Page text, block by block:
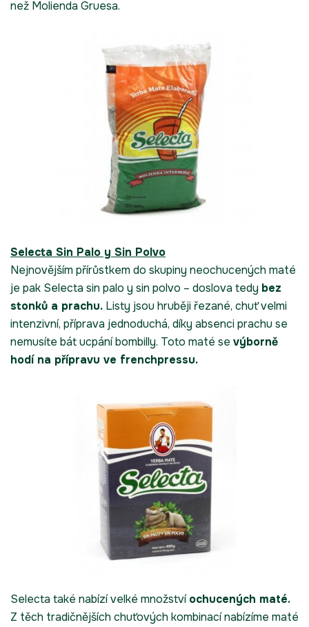
než Molienda Gruesa.
Selecta Sin Palo y Sin Polvo
Nejnovějším přírůstkem do skupiny neochucených maté
je pak Selecta sin palo y sin polvo – doslova tedy bez
stonků a prachu. Listy jsou hruběji řezané, chuť velmi
intenzivní, příprava jednoduchá, díky absenci prachu se
nemusíte bát ucpání bombilly. Toto maté se výborně
hodí na přípravu ve frenchpressu.
Selecta také nabízí velké množstvíochucených maté.
Z těch tradičnějších chuťových kombinací nabízíme maté